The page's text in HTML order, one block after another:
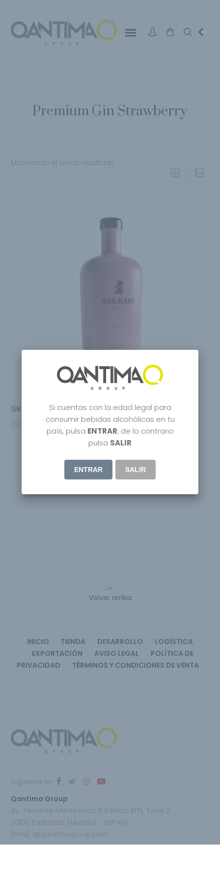
Premium Gin Strawberry
Mostrando el único resultado
Sikkim Fraise Distilled Gin
29.95 31.95€
Volver arriba
INICIO TIENDA DESARROLLO
LOGÍSTICA
EXPORTACIÓN
AVISO LEGAL
POLÍTICA DE
PRIVACIDAD
TÉRMINOS Y CONDICIONES DE VENTA
Qantima Group
Si cuentas con la edad legal para
consumir bebidas alcohólicas en tu
país, pulsa ENTRAR, de lo contrario
pulsa SALIR
ENTRAR SALIR